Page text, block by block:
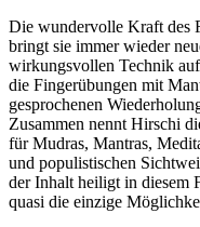
Die wundervolle Kraft des
bringt sie immer wieder
wirkungsvollen Technik
die Fingerübungen mit
gesprochenen
Zusammen nennt Hirschi
für Mudras, Mantras,
und populistischen
der Inhalt heiligt in diesem
quasi die einzige